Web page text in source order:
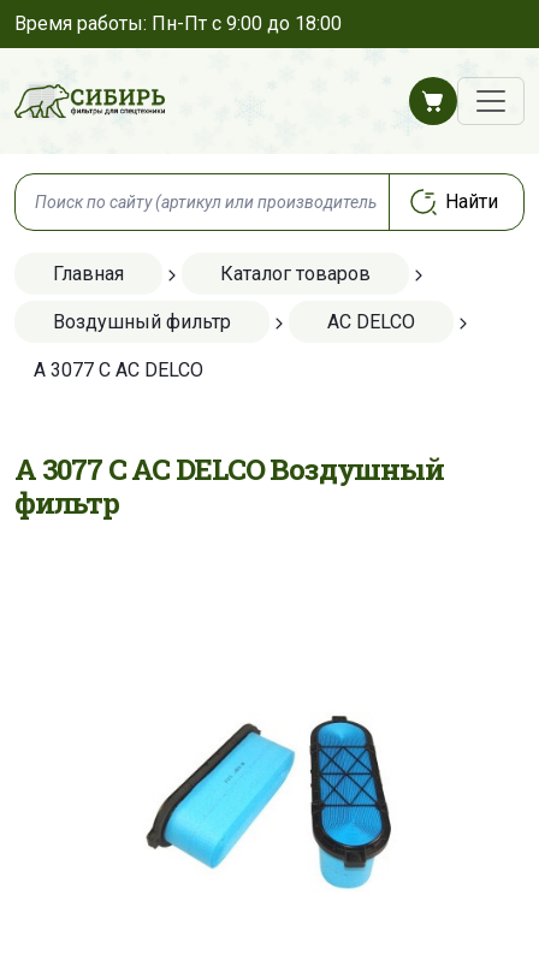
Время работы: Пн-Пт с 9:00 до 18:00
Главная Каталог товаров
Воздушный фильтр AC DELCO
A 3077 C AC DELCO
A 3077 C AC DELCO Воздушный
фильтр